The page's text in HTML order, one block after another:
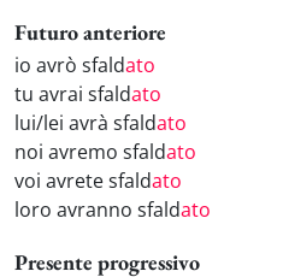
Futuro anteriore
io avrò sfaldato
tu avrai sfaldato
lui/lei avrà sfaldato
noi avremo sfaldato
voi avrete sfaldato
loro avranno sfaldato
Presente progressivo